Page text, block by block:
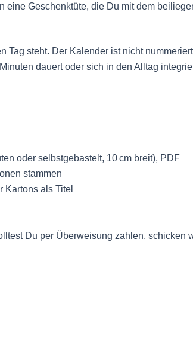
Geschenktüte, die Du mit dem
Tag steht. Der Kalender ist nicht
dauert oder sich in den Alltag
oder selbstgebastelt, 10 cm breit), PDF
stammen
Kartons als Titel
Du per Überweisung zahlen,